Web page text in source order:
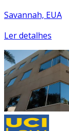
Savannah, EUA
Ler detalhes